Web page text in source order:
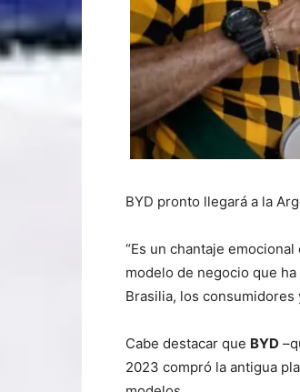
BYD pronto llegará a la
“Es un chantaje
modelo de negocio que
Brasilia, los consumidores
Cabe destacar que BYD
2023 compró la antigua